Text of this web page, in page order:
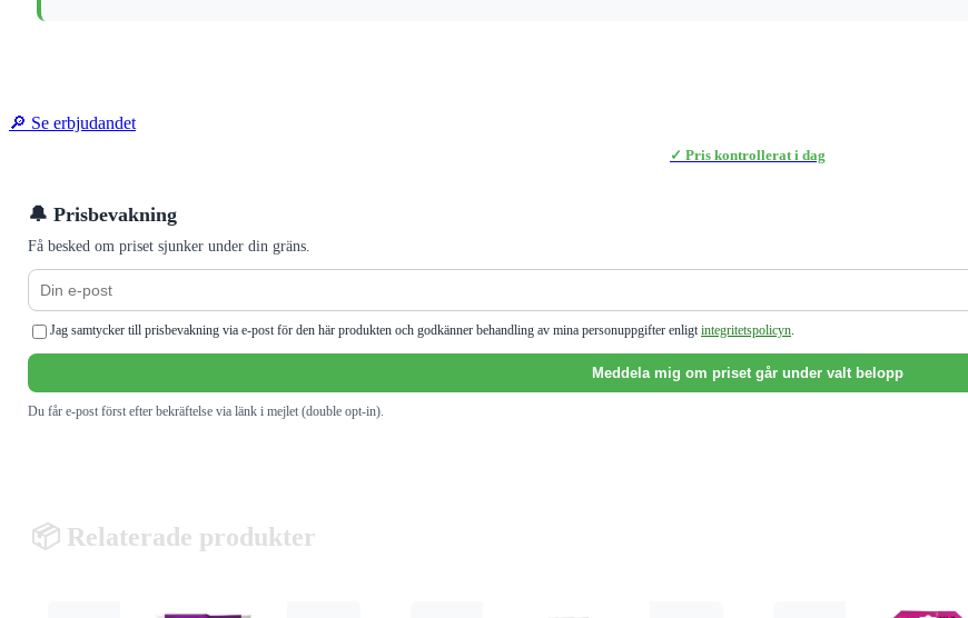
🔎 Se erbjudandet
✓ Pris kontrollerat i dag
🔔 Prisbevakning
Få besked om priset sjunker under din gräns.
Jag samtycker till prisbevakning via e-post för den här produkten och godkänner behandling av mina personuppgifter enligt integritetspolicyn
Meddela mig om priset går under valt belopp
Du får e-post först efter bekräftelse via länk i mejlet (double opt-in).
📦 Relaterade produkter